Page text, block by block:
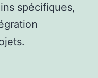
spécifiques,